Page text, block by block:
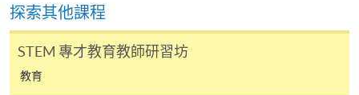
報讀同一學歷頒授課程內其他單元
探索其他課程
STEM 專才教育教師研習坊
教育